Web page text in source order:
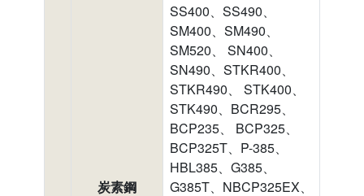
炭素鋼
SS400、SS490、
SM400、SM490、
SM520、 SN400、
SN490、STKR400、
STKR490、 STK400、
STK490、BCR295、
BCP235、 BCP325、
BCP325T、P-385、
HBL385、G385、
G385T、NBCP325EX、